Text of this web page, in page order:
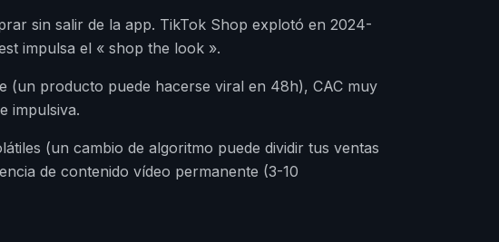
sin salir de la app. TikTok Shop explotó en 2024-
impulsa el « shop the look ».
(un producto puede hacerse viral en 48h), CAC muy
impulsiva.
(un cambio de algoritmo puede dividir tus ventas
de contenido vídeo permanente (3-10